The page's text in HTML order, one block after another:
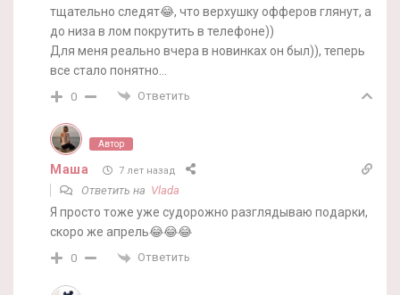
тщательно следят😂, что верхушку офферов глянут, а
до низа в лом покрутить в телефоне))
Для меня реально вчера в новинках он был)), теперь
все стало понятно…
0 Ответить
Автор
Маша 7 лет назад
Ответить на Vlada
Я просто тоже уже судорожно разглядываю подарки,
скоро же апрель😂😂😂
0 Ответить